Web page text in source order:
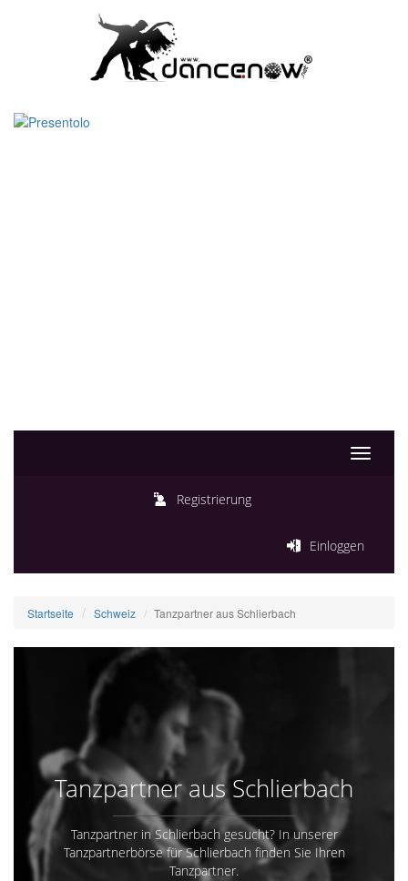
Toggle
Registrierung
Einloggen
Startseite Schweiz Tanzpartner aus Schlierbach
Tanzpartner aus Schlierbach
Tanzpartner in Schlierbach gesucht? In unserer
Tanzpartnerbörse für Schlierbach finden Sie Ihren
Tanzpartner.